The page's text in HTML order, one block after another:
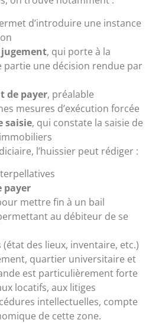
d’introduire une instance
, qui porte à la
partie une décision rendue par
de payer, préalable
mesures d’exécution forcée
saisie, qui constate la saisie de
l’huissier peut rédiger :
payer
mettre fin à un bail
au débiteur de se
des lieux, inventaire, etc.)
quartier universitaire et
est particulièrement forte
locatifs, aux litiges
intellectuelles, compte
de cette zone.